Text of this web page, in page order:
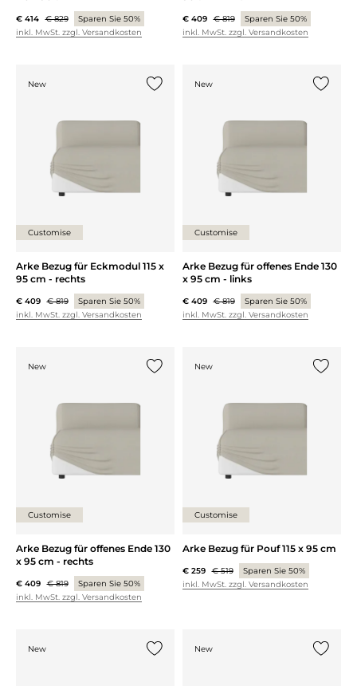
€ 414 € 829
Sparen Sie 50%
inkl. MwSt. zzgl. Versandkosten
€ 409 € 819
Sparen Sie 50%
inkl. MwSt. zzgl. Versandkosten
New
Customise
Arke Bezug für Eckmodul 115 x
95 cm - rechts
€ 409 € 819
Sparen Sie 50%
inkl. MwSt. zzgl. Versandkosten
New
Customise
Arke Bezug für offenes Ende 130
x 95 cm - links
€ 409 € 819
Sparen Sie 50%
inkl. MwSt. zzgl. Versandkosten
New
Customise
Arke Bezug für offenes Ende 130
x 95 cm - rechts
€ 409 € 819
Sparen Sie 50%
inkl. MwSt. zzgl. Versandkosten
New
Customise
Arke Bezug für Pouf 115 x 95 cm
€ 259 € 519
Sparen Sie 50%
inkl. MwSt. zzgl. Versandkosten
New New